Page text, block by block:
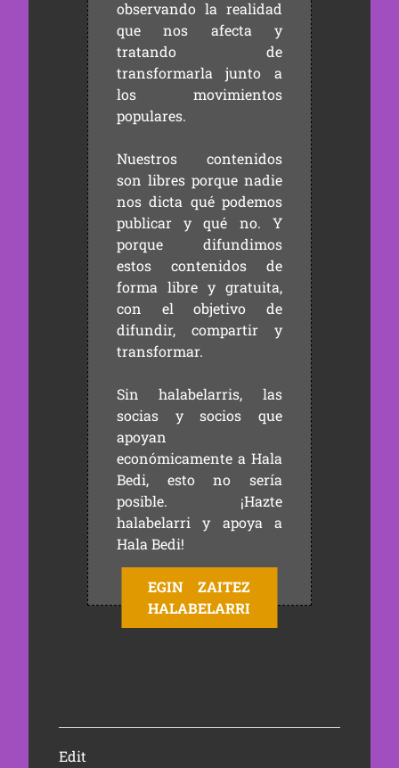
observando la realidad
que nos afecta y
tratando de
transformarla junto a
los movimientos
populares.
Nuestros contenidos
son libres porque nadie
nos dicta qué podemos
publicar y qué no. Y
porque difundimos
estos contenidos de
forma libre y gratuita,
con el objetivo de
difundir, compartir y
transformar.
Sin halabelarris, las
socias y socios que
apoyan
económicamente a Hala
Bedi, esto no sería
posible. ¡Hazte
halabelarri y apoya a
Hala Bedi!
EGIN ZAITEZ
HALABELARRI
Edit